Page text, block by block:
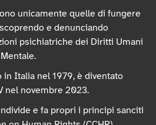
unicamente quelle di fungere
e denunciando
psichiatriche dei Diritti Umani
in Italia nel 1979, è diventato
nel novembre 2023.
e fa propri i principi sanciti